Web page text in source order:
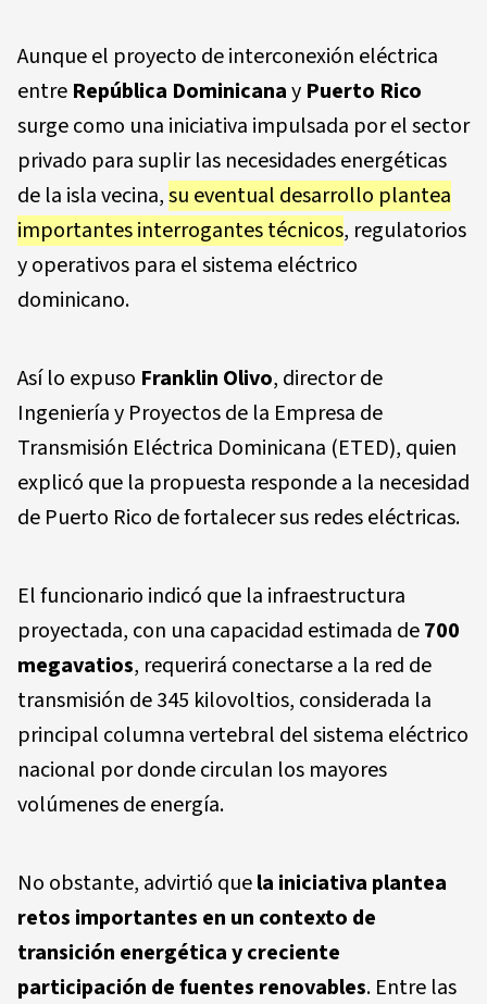
Aunque el proyecto de interconexión eléctrica
entre República Dominicanay Puerto Rico
surge como una iniciativa impulsada por el sector
privado para suplir las necesidades energéticas
de la isla vecina,su eventual desarrollo plantea
importantes interrogantes técnicos, regulatorios
y operativos para el sistema eléctrico
dominicano.
Así lo expuso Franklin Olivo, director de
Ingeniería y Proyectos de la Empresa de
Transmisión Eléctrica Dominicana (ETED), quien
explicó que la propuesta responde a la necesidad
de Puerto Rico de fortalecer sus redes eléctricas.
El funcionario indicó que la infraestructura
proyectada, con una capacidad estimada de700
megavatios, requerirá conectarse a la red de
transmisión de 345 kilovoltios, considerada la
principal columna vertebral del sistema eléctrico
nacional por donde circulan los mayores
volúmenes de energía.
No obstante, advirtió quela iniciativa plantea
retos importantes en un contexto de
transición energética y creciente
participación de fuentes renovables. Entre las